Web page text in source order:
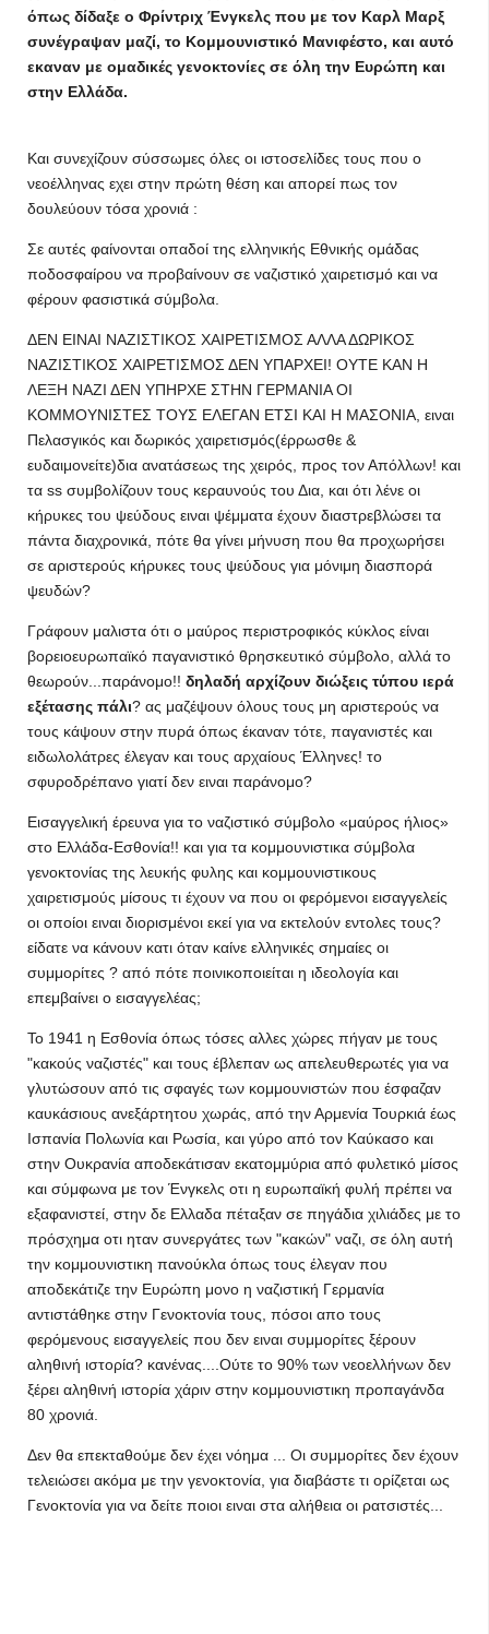
όπως δίδαξε ο Φρίντριχ Ένγκελς που με τον Καρλ Μαρξ
συνέγραψαν μαζί, το Κομμουνιστικό Μανιφέστο, και αυτό
εκαναν με ομαδικές γενοκτονίες σε όλη την Ευρώπη και
στην Ελλάδα.
Και συνεχίζουν σύσσωμες όλες οι ιστοσελίδες τους που ο
νεοέλληνας εχει στην πρώτη θέση και απορεί πως τον
δουλεύουν τόσα χρονιά :
Σε αυτές φαίνονται οπαδοί της ελληνικής Εθνικής ομάδας
ποδοσφαίρου να προβαίνουν σε ναζιστικό χαιρετισμό και να
φέρουν φασιστικά σύμβολα.
ΔΕΝ ΕΙΝΑΙ ΝΑΖΙΣΤΙΚΟΣ ΧΑΙΡΕΤΙΣΜΟΣ ΑΛΛΑ ΔΩΡΙΚΟΣ
ΝΑΖΙΣΤΙΚΟΣ ΧΑΙΡΕΤΙΣΜΟΣ ΔΕΝ ΥΠΑΡΧΕΙ! ΟΥΤΕ ΚΑΝ Η
ΛΕΞΗ ΝΑΖΙ ΔΕΝ ΥΠΗΡΧΕ ΣΤΗΝ ΓΕΡΜΑΝΙΑ ΟΙ
ΚΟΜΜΟΥΝΙΣΤΕΣ ΤΟΥΣ ΕΛΕΓΑΝ ΕΤΣΙ ΚΑΙ Η ΜΑΣΟΝΙΑ, ειναι
Πελασγικός και δωρικός χαιρετισμός(έρρωσθε &
ευδαιμονείτε)δια ανατάσεως της χειρός, προς τον Απόλλων! και
τα ss συμβολίζουν τους κεραυνούς του Δια, και ότι λένε οι
κήρυκες του ψεύδους ειναι ψέμματα έχουν διαστρεβλώσει τα
πάντα διαχρονικά, πότε θα γίνει μήνυση που θα προχωρήσει
σε αριστερούς κήρυκες τους ψεύδους για μόνιμη διασπορά
ψευδών?
Γράφουν μαλιστα ότι ο μαύρος περιστροφικός κύκλος είναι
βορειοευρωπαϊκό παγανιστικό θρησκευτικό σύμβολο, αλλά το
θεωρούν...παράνομο!! δηλαδή αρχίζουν διώξεις τύπου ιερά
εξέτασης πάλι? ας μαζέψουν όλους τους μη αριστερούς να
τους κάψουν στην πυρά όπως έκαναν τότε, παγανιστές και
ειδωλολάτρες έλεγαν και τους αρχαίους Έλληνες! το
σφυροδρέπανο γιατί δεν ειναι παράνομο?
Εισαγγελική έρευνα για το ναζιστικό σύμβολο «μαύρος ήλιος»
στο Ελλάδα-Εσθονία!! και για τα κομμουνιστικα σύμβολα
γενοκτονίας της λευκής φυλης και κομμουνιστικους
χαιρετισμούς μίσους τι έχουν να που οι φερόμενοι εισαγγελείς
οι οποίοι ειναι διορισμένοι εκεί για να εκτελούν εντολες τους?
είδατε να κάνουν κατι όταν καίνε ελληνικές σημαίες οι
συμμορίτες ? από πότε ποινικοποιείται η ιδεολογία και
επεμβαίνει ο εισαγγελέας;
Το 1941 η Εσθονία όπως τόσες αλλες χώρες πήγαν με τους
"κακούς ναζιστές" και τους έβλεπαν ως απελευθερωτές για να
γλυτώσουν από τις σφαγές των κομμουνιστών που έσφαζαν
καυκάσιους ανεξάρτητου χωράς, από την Αρμενία Τουρκιά έως
Ισπανία Πολωνία και Ρωσία, και γύρο από τον Καύκασο και
στην Ουκρανία αποδεκάτισαν εκατομμύρια από φυλετικό μίσος
και σύμφωνα με τον Ένγκελς οτι η ευρωπαϊκή φυλή πρέπει να
εξαφανιστεί, στην δε Ελλαδα πέταξαν σε πηγάδια χιλιάδες με το
πρόσχημα οτι ηταν συνεργάτες των "κακών" ναζι, σε όλη αυτή
την κομμουνιστικη πανούκλα όπως τους έλεγαν που
αποδεκάτιζε την Ευρώπη μονο η ναζιστική Γερμανία
αντιστάθηκε στην Γενοκτονία τους, πόσοι απο τους
φερόμενους εισαγγελείς που δεν ειναι συμμορίτες ξέρουν
αληθινή ιστορία? κανένας....Ούτε το 90% των νεοελλήνων δεν
ξέρει αληθινή ιστορία χάριν στην κομμουνιστικη προπαγάνδα
80 χρονιά.
Δεν θα επεκταθούμε δεν έχει νόημα ... Οι συμμορίτες δεν έχουν
τελειώσει ακόμα με την γενοκτονία, για διαβάστε τι ορίζεται ως
Γενοκτονία για να δείτε ποιοι ειναι στα αλήθεια οι ρατσιστές...